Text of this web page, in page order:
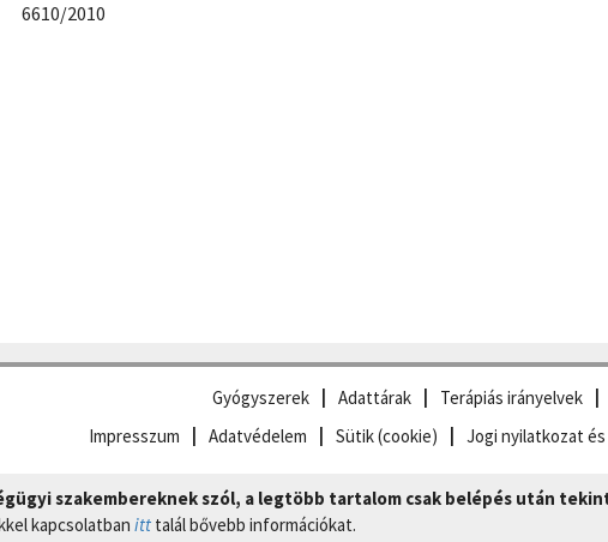
6610/2010
Gyógyszerek Adattárak Terápiás irányelvek
Impresszum
Adatvédelem Sütik (cookie) Jogi nyilatkozat
szakembereknek szól, a legtöbb tartalom csak belépés után
kapcsolatban itt talál bővebb információkat.